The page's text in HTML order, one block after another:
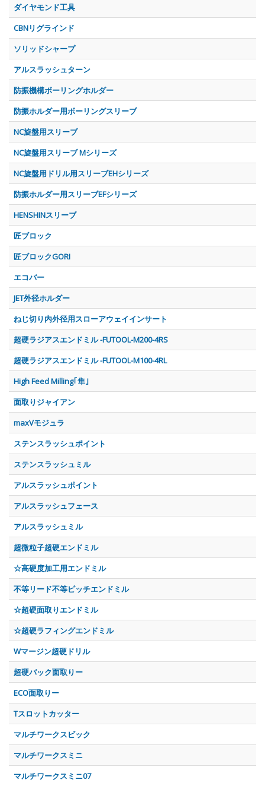
ダイヤモンド工具
CBNリグラインド
ソリッドシャープ
アルスラッシュターン
防振機構ボーリングホルダー
防振ホルダー用ボーリングスリーブ
NC旋盤用スリーブ
NC旋盤用スリーブ Mシリーズ
NC旋盤用ドリル用スリーブEHシリーズ
防振ホルダー用スリーブEFシリーズ
HENSHINスリーブ
匠ブロック
匠ブロックGORI
エコバー
JET外径ホルダー
ねじ切り内外径用スローアウェイインサート
超硬ラジアスエンドミル -FUTOOL-M200-4RS
超硬ラジアスエンドミル -FUTOOL-M100-4RL
High Feed Milling｢隼｣
面取りジャイアン
maxVモジュラ
ステンスラッシュポイント
ステンスラッシュミル
アルスラッシュポイント
アルスラッシュフェース
アルスラッシュミル
超微粒子超硬エンドミル
☆高硬度加工用エンドミル
不等リード不等ピッチエンドミル
☆超硬面取りエンドミル
☆超硬ラフィングエンドミル
Wマージン超硬ドリル
超硬バック面取りー
ECO面取りー
Tスロットカッター
マルチワークスビック
マルチワークスミニ
マルチワークスミニ07